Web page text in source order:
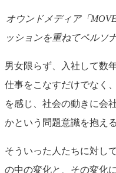
オウンドメディア「
ッションを重ねてペルソ
男女限らず、入社して数
仕事をこなすだけでなく
を感じ、社会の動きに会
かという問題意識を抱え
そういった人たちに対し
の中の変化と、その変化